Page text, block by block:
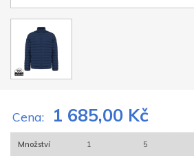
Cena: 1 685,00 Kč
Množství 1 5